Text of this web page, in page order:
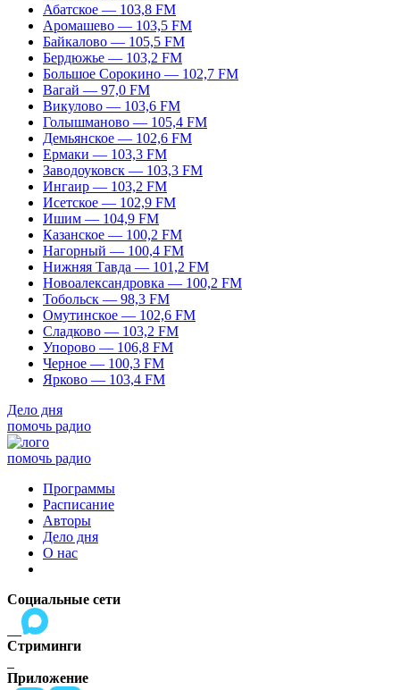
Абатское — 103,8 FM
Аромашево — 103,5 FM
Байкалово — 105,5 FM
Бердюжье — 103,2 FM
Большое Сорокино — 102,7 FM
Вагай — 97,0 FM
Викулово — 103,6 FM
Голышманово — 105,4 FM
Демьянское — 102,6 FM
Ермаки — 103,3 FM
Заводоуковск — 103,3 FM
Ингаир — 103,2 FM
Исетское — 102,9 FM
Ишим — 104,9 FM
Казанское — 100,2 FM
Нагорный — 100,4 FM
Нижняя Тавда — 101,2 FM
Новоалександровка — 100,2 FM
Тобольск — 98,3 FM
Омутинское — 102,6 FM
Сладково — 103,2 FM
Упорово — 106,8 FM
Черное — 100,3 FM
Ярково — 103,4 FM
Дело дня
помочь радио
помочь радио
Программы
Расписание
Авторы
Дело дня
О нас
Социальные сети
Стриминги
Приложение